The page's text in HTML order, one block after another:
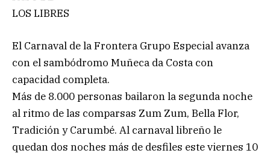
LOS LIBRES
El Carnaval de la Frontera Grupo Especial avanza
con el sambódromo Muñeca da Costa con
capacidad completa.
Más de 8.000 personas bailaron la segunda noche
al ritmo de las comparsas Zum Zum, Bella Flor,
Tradición y Carumbé. Al carnaval libreño le
quedan dos noches más de desfiles este viernes 10